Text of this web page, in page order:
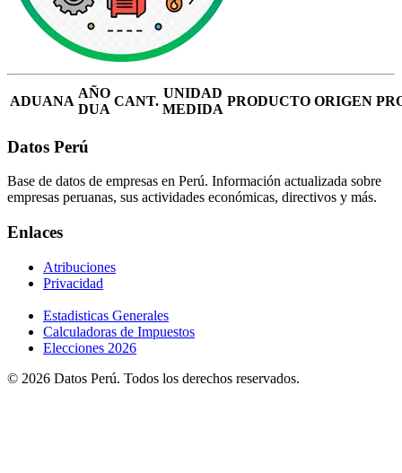
ADUANA
AÑO
DUA
CANT.
UNIDAD
MEDIDA
PRODUCTO ORIGEN
Datos Perú
Base de datos de empresas en Perú. Información actualizada sobre
empresas peruanas, sus actividades económicas, directivos y más.
Enlaces
Atribuciones
Privacidad
Estadisticas Generales
Calculadoras de Impuestos
Elecciones 2026
© 2026 Datos Perú. Todos los derechos reservados.